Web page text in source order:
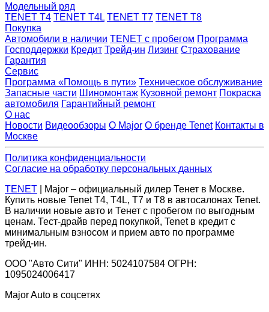
Модельный ряд
TENET T4 TENET T4L TENET T7 TENET T8
Покупка
Автомобили в наличии TENET с пробегом Программа
Господдержки Кредит Трейд-ин Лизинг Страхование
Гарантия
Сервис
Программа «Помощь в пути» Техническое обслуживание
Запасные части Шиномонтаж Кузовной ремонт Покраска
автомобиля Гарантийный ремонт
О нас
Новости Видеообзоры О Major О бренде Tenet Контакты в
Москве
Политика конфиденциальности
Согласие на обработку персональных данных
TENET | Major – официальный дилер Тенет в Москве.
Купить новые Tenet Т4, T4L, Т7 и Т8 в автосалонах Tenet.
В наличии новые авто и Тенет с пробегом по выгодным
ценам. Тест-драйв перед покупкой, Tenet в кредит с
минимальным взносом и прием авто по программе
трейд-ин.
ООО "Авто Сити" ИНН: 5024107584 ОГРН:
1095024006417
Major Auto в соцсетях